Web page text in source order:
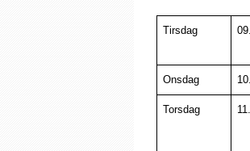
Tirsdag
Onsdag
Torsdag